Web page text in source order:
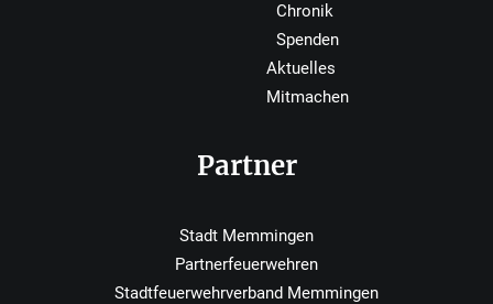
Chronik
Spenden
Aktuelles
Mitmachen
Partner
Stadt Memmingen
Partnerfeuerwehren
Stadtfeuerwehrverband Memmingen